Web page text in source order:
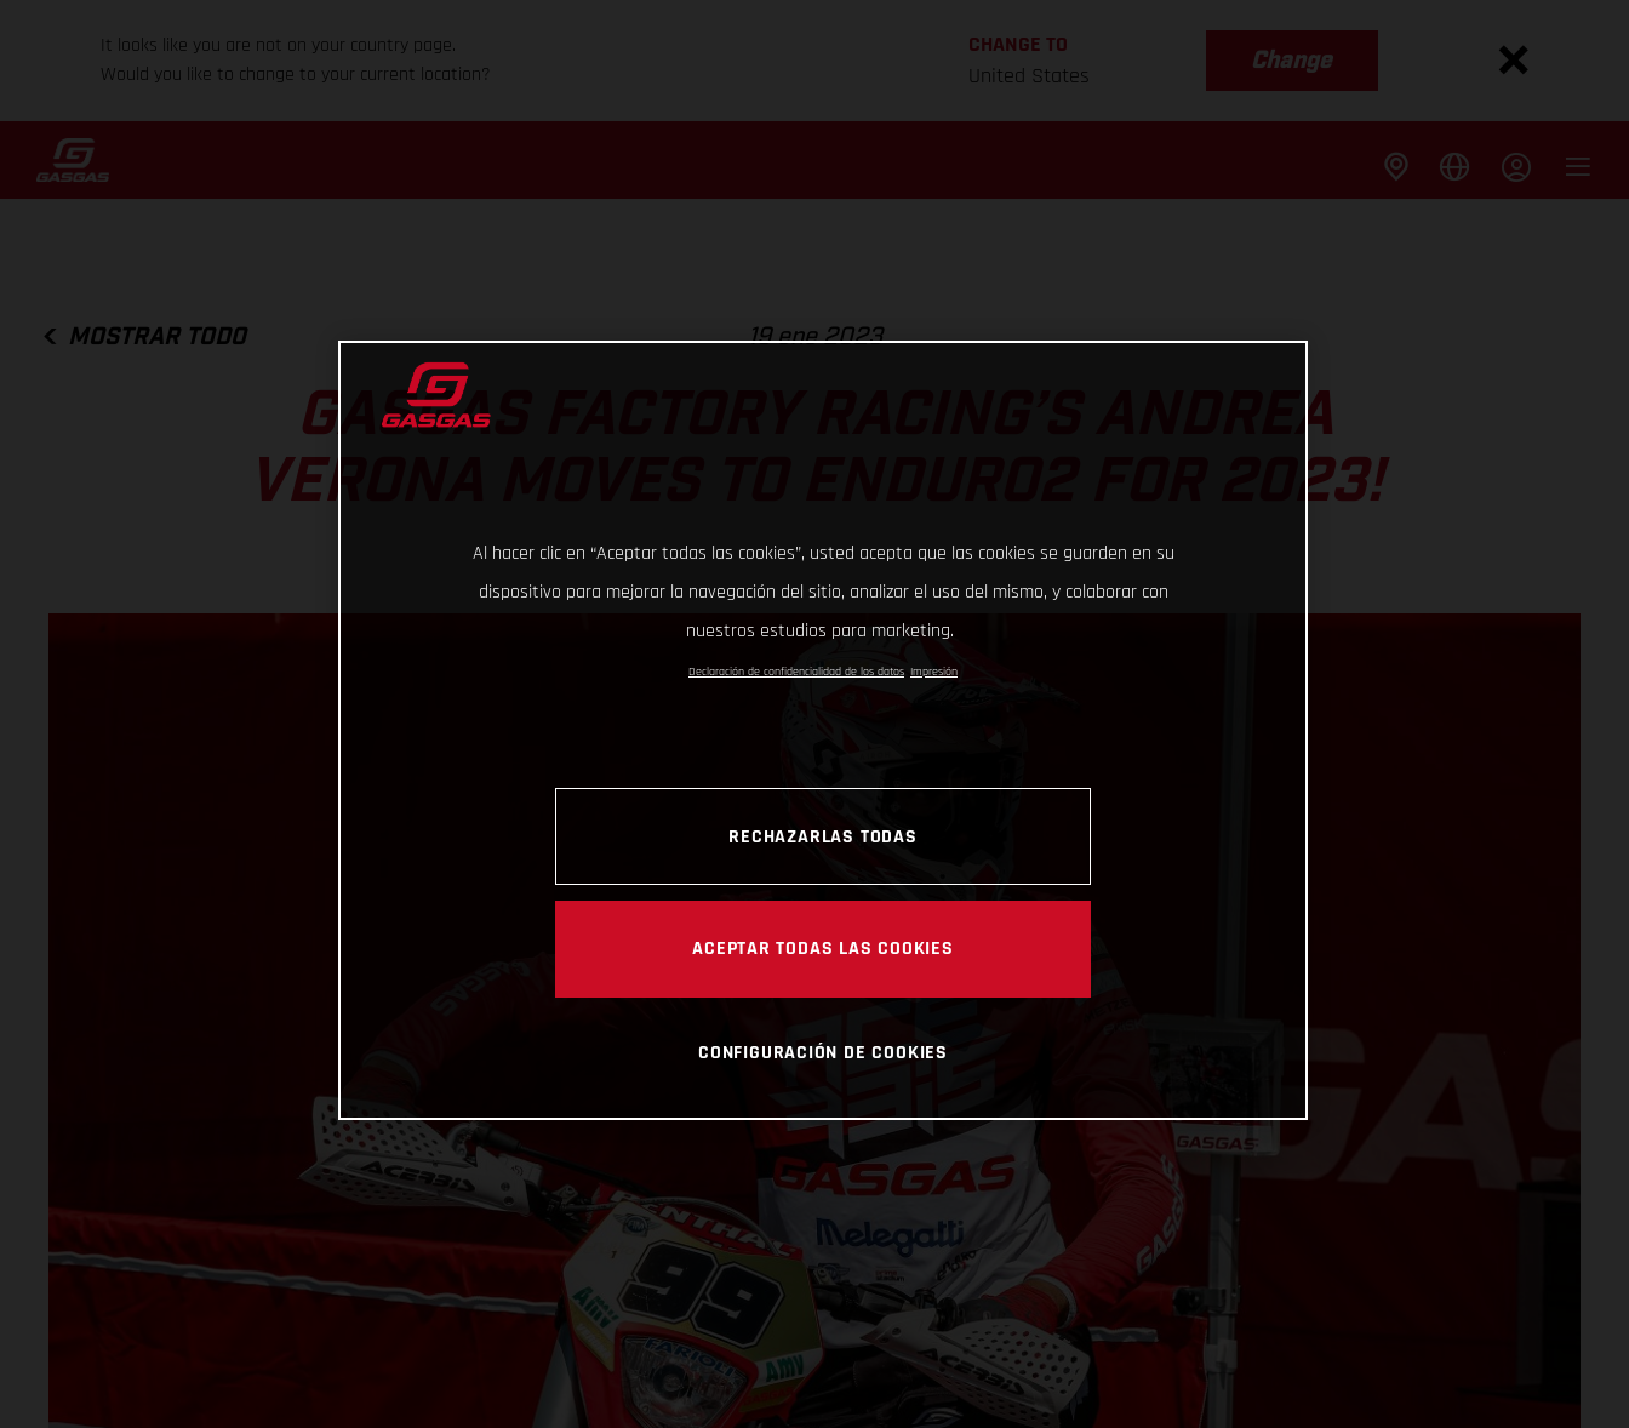
It looks like you are not on your country page.
Would you like to change to your current location?
CHANGE TO
United States
Change
MOSTRAR TODO 19 ene 2023
GASGAS FACTORY RACING’S ANDREA
VERONA MOVES TO ENDURO2 FOR 2023!
Al hacer clic en “Aceptar todas las cookies”, usted acepta que las cookies se guarden en su
dispositivo para mejorar la navegación del sitio, analizar el uso del mismo, y colaborar con
nuestros estudios para marketing.
Declaración de confidencialidad de los datos Impresión
RECHAZARLAS TODAS
ACEPTAR TODAS LAS COOKIES
CONFIGURACIÓN DE COOKIES